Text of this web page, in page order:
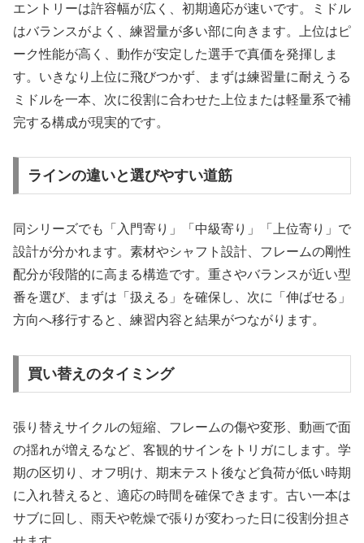
エントリーは許容幅が広く、初期適応が速いです。ミドル
はバランスがよく、練習量が多い部に向きます。上位はピ
ーク性能が高く、動作が安定した選手で真価を発揮しま
す。いきなり上位に飛びつかず、まずは練習量に耐えうる
ミドルを一本、次に役割に合わせた上位または軽量系で補
完する構成が現実的です。
ラインの違いと選びやすい道筋
同シリーズでも「入門寄り」「中級寄り」「上位寄り」で
設計が分かれます。素材やシャフト設計、フレームの剛性
配分が段階的に高まる構造です。重さやバランスが近い型
番を選び、まずは「扱える」を確保し、次に「伸ばせる」
方向へ移行すると、練習内容と結果がつながります。
買い替えのタイミング
張り替えサイクルの短縮、フレームの傷や変形、動画で面
の揺れが増えるなど、客観的サインをトリガにします。学
期の区切り、オフ明け、期末テスト後など負荷が低い時期
に入れ替えると、適応の時間を確保できます。古い一本は
サブに回し、雨天や乾燥で張りが変わった日に役割分担さ